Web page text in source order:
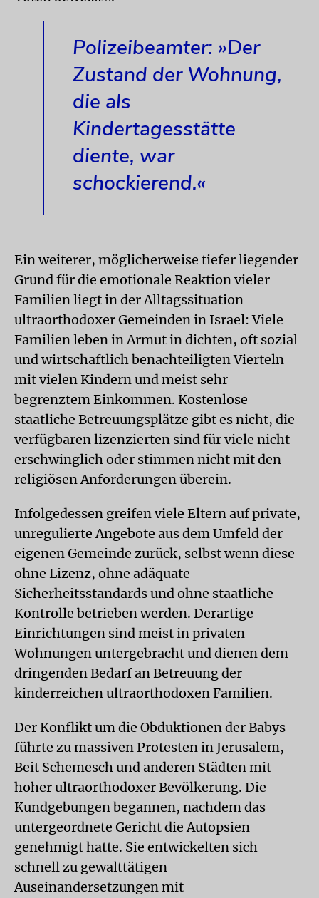
Polizeibeamter: »Der
Zustand der Wohnung,
die als
Kindertagesstätte
diente, war
schockierend.«
Ein weiterer, möglicherweise tiefer liegender
Grund für die emotionale Reaktion vieler
Familien liegt in der Alltagssituation
ultraorthodoxer Gemeinden in Israel: Viele
Familien leben in Armut in dichten, oft sozial
und wirtschaftlich benachteiligten Vierteln
mit vielen Kindern und meist sehr
begrenztem Einkommen. Kostenlose
staatliche Betreuungsplätze gibt es nicht, die
verfügbaren lizenzierten sind für viele nicht
erschwinglich oder stimmen nicht mit den
religiösen Anforderungen überein.
Infolgedessen greifen viele Eltern auf private,
unregulierte Angebote aus dem Umfeld der
eigenen Gemeinde zurück, selbst wenn diese
ohne Lizenz, ohne adäquate
Sicherheitsstandards und ohne staatliche
Kontrolle betrieben werden. Derartige
Einrichtungen sind meist in privaten
Wohnungen untergebracht und dienen dem
dringenden Bedarf an Betreuung der
kinderreichen ultraorthodoxen Familien.
Der Konflikt um die Obduktionen der Babys
führte zu massiven Protesten in Jerusalem,
Beit Schemesch und anderen Städten mit
hoher ultraorthodoxer Bevölkerung. Die
Kundgebungen begannen, nachdem das
untergeordnete Gericht die Autopsien
genehmigt hatte. Sie entwickelten sich
schnell zu gewalttätigen
Auseinandersetzungen mit